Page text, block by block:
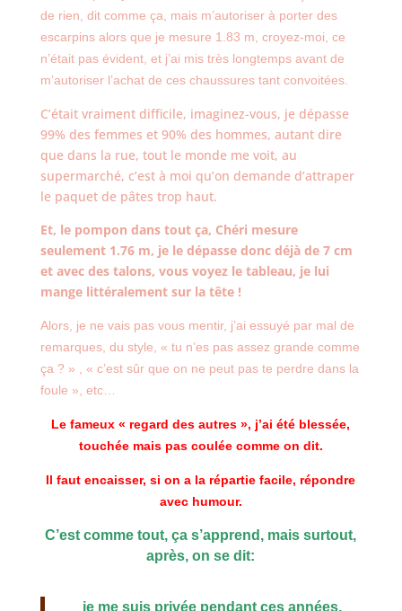
de rien, dit comme ça, mais m’autoriser à porter des
escarpins alors que je mesure 1.83 m, croyez-moi, ce
n’était pas évident, et j’ai mis très longtemps avant de
m’autoriser l’achat de ces chaussures tant convoitées.
C’était vraiment difficile, imaginez-vous, je dépasse
99% des femmes et 90% des hommes, autant dire
que dans la rue, tout le monde me voit, au
supermarché, c’est à moi qu’on demande d’attraper
le paquet de pâtes trop haut.
Et, le pompon dans tout ça, Chéri mesure
seulement 1.76 m, je le dépasse donc déjà de 7 cm
et avec des talons, vous voyez le tableau, je lui
mange littéralement sur la tête !
Alors, je ne vais pas vous mentir, j’ai essuyé par mal de
remarques, du style, « tu n’es pas assez grande comme
ça ? » , « c’est sûr que on ne peut pas te perdre dans la
foule », etc…
Le fameux « regard des autres », j’ai été blessée,
touchée mais pas coulée comme on dit.
Il faut encaisser, si on a la répartie facile, répondre
avec humour.
C’est comme tout, ça s’apprend, mais surtout,
après, on se dit:
je me suis privée pendant ces années,